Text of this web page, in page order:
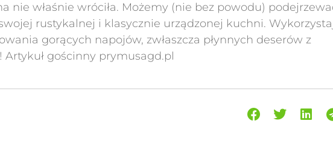
nie właśnie wróciła. Możemy (nie bez powodu)
rustykalnej i klasycznie urządzonej kuchni.
gorących napojów, zwłaszcza płynnych deserów z
Artykuł gościnny prymusagd.pl